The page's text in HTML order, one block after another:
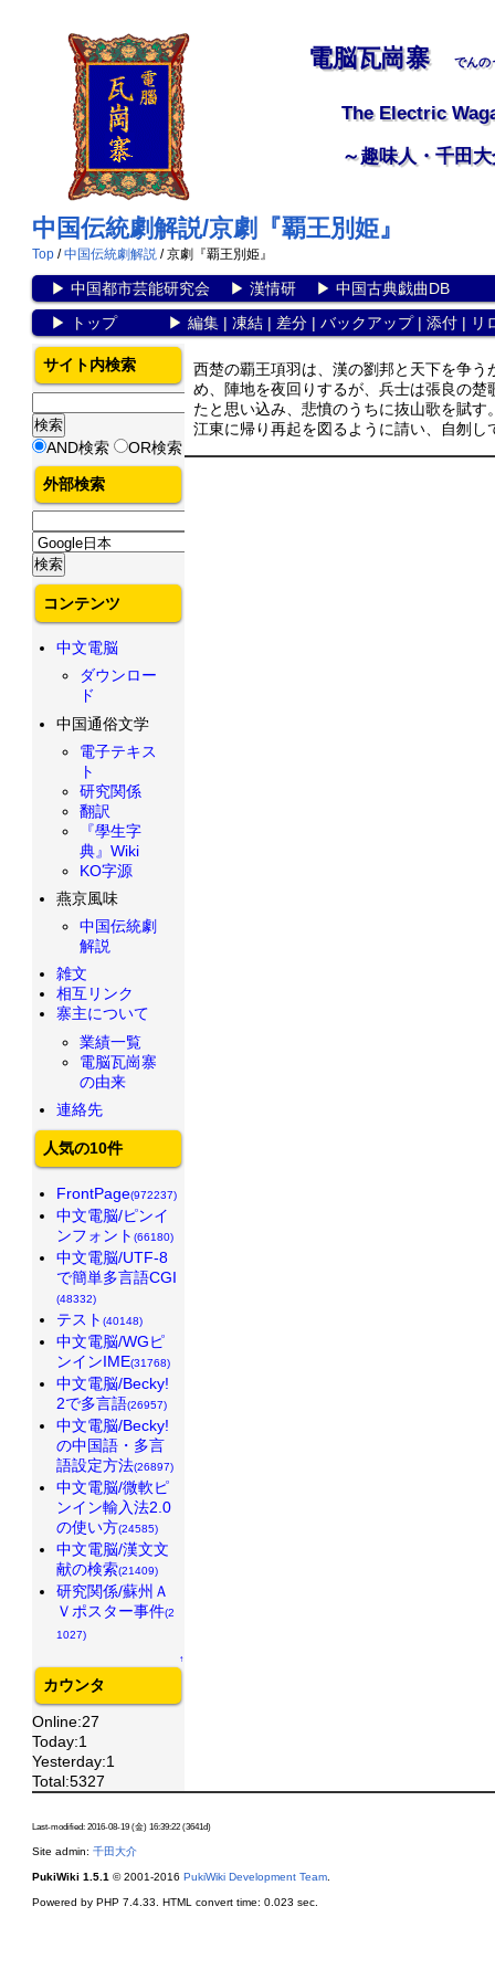
電脳瓦崗寨 でんの
The Electric
～趣味人・千田
中国伝統劇解説/京劇『覇王別姫』
Top /中国伝統劇解説 / 京劇『覇王別姫』
▶ 中国都市芸能研究会▶ 漢情研▶ 中国古典戯曲DB
▶
トップ▶ 編集| 凍結| 差分| バックアップ| 添付| リ
西楚の覇王項羽は、漢の劉邦と天下を争
め、陣地を夜回りするが、兵士は張良の
たと思い込み、悲憤のうちに抜山歌を賦
江東に帰り再起を図るように請い、自刎し
サイト内検索
AND検索 OR検索
外部検索
コンテンツ
中文電脳
ダウンロー
ド
中国通俗文学
電子テキス
ト
研究関係
翻訳
『學生字
典』Wiki
KO字源
燕京風味
中国伝統劇
解説
雑文
相互リンク
寨主について
業績一覧
電脳瓦崗寨
の由来
連絡先
人気の10件
FrontPage(972237)
中文電脳/ピンイ
ンフォント (66180)
中文電脳/UTF-8
で簡単多言語CGI
(48332)
テスト (40148)
中文電脳/WGピ
ンインIME(31768)
中文電脳/Becky!
2で多言語(26957)
中文電脳/Becky!
の中国語・多言
語設定方法(26897)
中文電脳/微軟ピ
ンイン輸入法2.0
の使い方(24585)
中文電脳/漢文文
献の検索(21409)
研究関係/蘇州Ａ
Ｖポスター事件(2
1027)
↑
カウンタ
Online:27
Today:1
Yesterday:1
Total:5327
Last-modified: 2016-08-19 (金) 16:39:22 (3641d)
Site admin: 千田大介
PukiWiki 1.5.1 © 2001-2016 PukiWiki Development Team.
Powered by PHP 7.4.33. HTML convert time: 0.023 sec.